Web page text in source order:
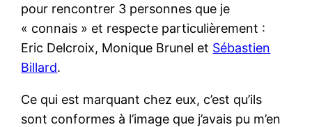
pour rencontrer 3 personnes que je
« connais » et respecte particulièrement :
Eric Delcroix, Monique Brunel et Sébastien
Billard.
Ce qui est marquant chez eux, c’est qu’ils
sont conformes à l’image que j’avais pu m’en